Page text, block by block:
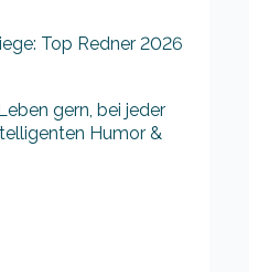
Top Redner 2026
gern, bei jeder
Humor &